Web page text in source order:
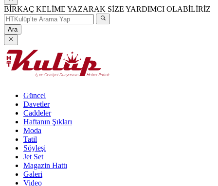
BİRKAÇ KELİME YAZARAK SİZE YARDIMCI OLABİLİRİZ
Ara
Güncel
Davetler
Caddeler
Haftanın Şıkları
Moda
Tatil
Söyleşi
Jet Set
Magazin Hattı
Galeri
Video